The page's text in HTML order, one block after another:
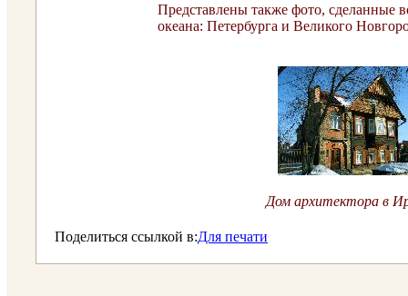
Представлены также фото, сделанные
океана: Петербурга и Великого
Дом архитектора в
Поделиться ссылкой в:Для печати